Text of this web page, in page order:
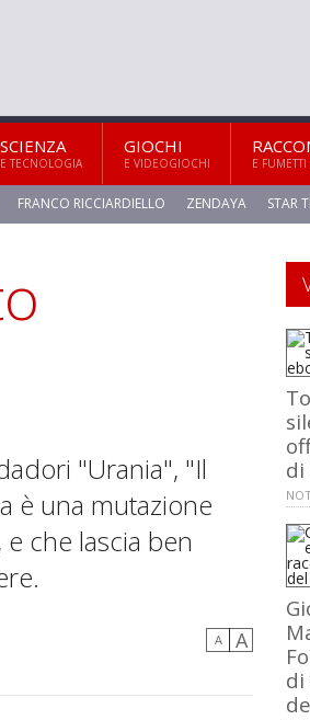
SCIENZA
E TECNOLOGIA
GIOCHI
E VIDEOGIOCHI E
FRANCO RICCIARDIELLO ZENDAYA STAR
"Urania", "Il
è una mutazione
che lascia ben
A A
di
di